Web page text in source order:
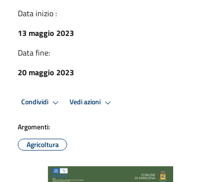
Data inizio :
13 maggio 2023
Data fine:
20 maggio 2023
Condividi Vedi azioni
Argomenti:
Agricoltura